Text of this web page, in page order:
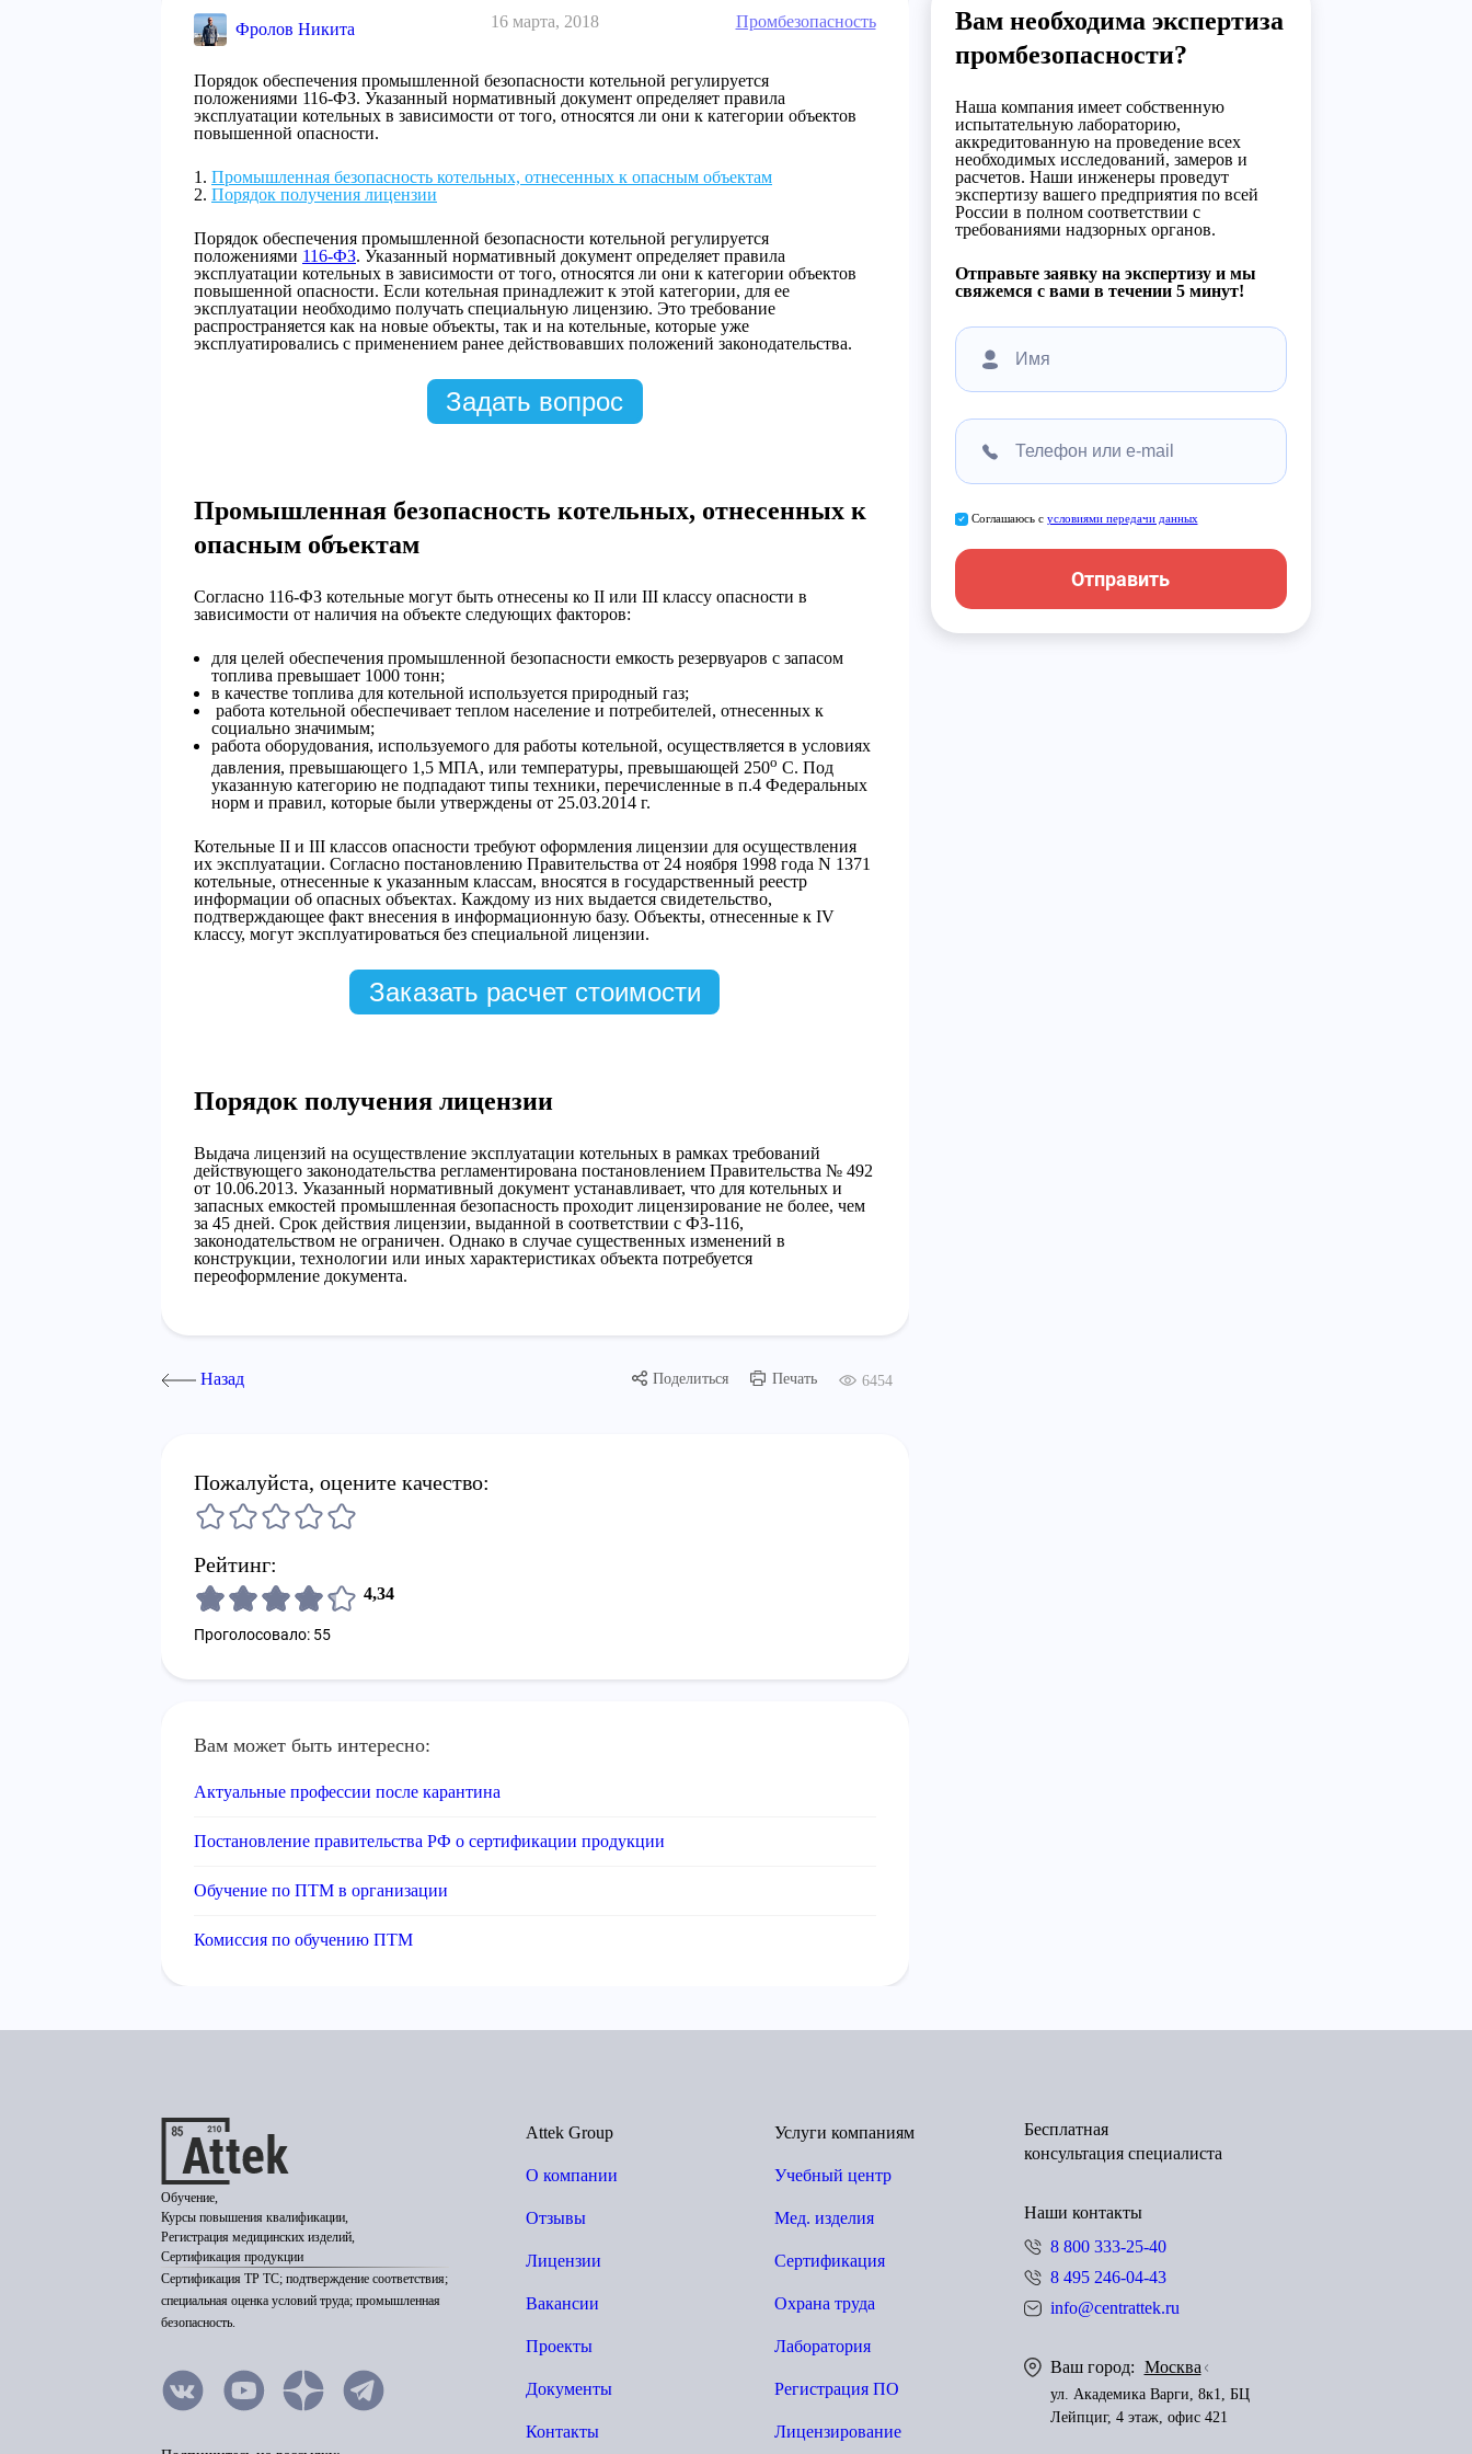
Фролов Никита 16 марта, 2018 Промбезопасность
Порядок обеспечения промышленной безопасности котельной регулируется
положениями 116-ФЗ. Указанный нормативный документ определяет правила
эксплуатации котельных в зависимости от того, относятся ли они к категории объектов
повышенной опасности.
Промышленная безопасность котельных, отнесенных к опасным объектам
Порядок получения лицензии
Порядок обеспечения промышленной безопасности котельной регулируется
положениями 116-ФЗ. Указанный нормативный документ определяет правила
эксплуатации котельных в зависимости от того, относятся ли они к категории объектов
повышенной опасности. Если котельная принадлежит к этой категории, для ее
эксплуатации необходимо получать специальную лицензию. Это требование
распространяется как на новые объекты, так и на котельные, которые уже
эксплуатировались с применением ранее действовавших положений законодательства.
Задать вопрос
Промышленная безопасность котельных, отнесенных к
опасным объектам
Согласно 116-ФЗ котельные могут быть отнесены ко II или III классу опасности в
зависимости от наличия на объекте следующих факторов:
для целей обеспечения промышленной безопасности емкость резервуаров с запасом
топлива превышает 1000 тонн;
в качестве топлива для котельной используется природный газ;
работа котельной обеспечивает теплом население и потребителей, отнесенных к
социально значимым;
работа оборудования, используемого для работы котельной, осуществляется в условиях
давления, превышающего 1,5 МПА, или температуры, превышающей 250о С. Под
указанную категорию не подпадают типы техники, перечисленные в п.4 Федеральных
норм и правил, которые были утверждены от 25.03.2014 г.
Котельные II и III классов опасности требуют оформления лицензии для осуществления
их эксплуатации. Согласно постановлению Правительства от 24 ноября 1998 года N 1371
котельные, отнесенные к указанным классам, вносятся в государственный реестр
информации об опасных объектах. Каждому из них выдается свидетельство,
подтверждающее факт внесения в информационную базу. Объекты, отнесенные к IV
классу, могут эксплуатироваться без специальной лицензии.
Заказать расчет стоимости
Порядок получения лицензии
Выдача лицензий на осуществление эксплуатации котельных в рамках требований
действующего законодательства регламентирована постановлением Правительства № 492
от 10.06.2013. Указанный нормативный документ устанавливает, что для котельных и
запасных емкостей промышленная безопасность проходит лицензирование не более, чем
за 45 дней. Срок действия лицензии, выданной в соответствии с ФЗ-116,
законодательством не ограничен. Однако в случае существенных изменений в
конструкции, технологии или иных характеристиках объекта потребуется
переоформление документа.
Назад Поделиться Печать 6454
Пожалуйста, оцените качество:
Рейтинг:
4,34
Проголосовало: 55
Вам может быть интересно:
Актуальные профессии после карантина
Постановление правительства РФ о сертификации продукции
Обучение по ПТМ в организации
Комиссия по обучению ПТМ
Вам необходима экспертиза
промбезопасности?
Наша компания имеет собственную
испытательную лабораторию,
аккредитованную на проведение всех
необходимых исследований, замеров и
расчетов. Наши инженеры проведут
экспертизу вашего предприятия по всей
России в полном соответствии с
требованиями надзорных органов.
Отправьте заявку на экспертизу и мы
свяжемся с вами в течении 5 минут!
Соглашаюсь с условиями передачи данных
Отправить
Обучение,
Курсы повышения квалификации,
Регистрация медицинских изделий,
Сертификация продукции
Сертификация ТР ТС; подтверждение соответствия;
специальная оценка условий труда; промышленная
безопасность.
Attek Group
О компании
Отзывы
Лицензии
Вакансии
Проекты
Документы
Контакты
Услуги компаниям
Учебный центр
Мед. изделия
Сертификация
Охрана труда
Лаборатория
Регистрация ПО
Лицензирование
Бесплатная
консультация специалиста
Наши контакты
8 800 333-25-40
8 495 246-04-43
info@centrattek.ru
Ваш город: Москва
ул. Академика Варги, 8к1, БЦ
Лейпциг, 4 этаж, офис 421